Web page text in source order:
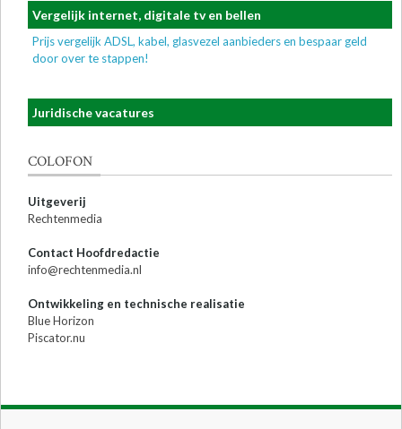
Vergelijk internet, digitale tv en bellen
Prijs vergelijk ADSL, kabel, glasvezel aanbieders en bespaar geld
door over te stappen!
Juridische vacatures
COLOFON
Uitgeverij
Rechtenmedia
Contact Hoofdredactie
info@rechtenmedia.nl
Ontwikkeling en technische realisatie
Blue Horizon
Piscator.nu